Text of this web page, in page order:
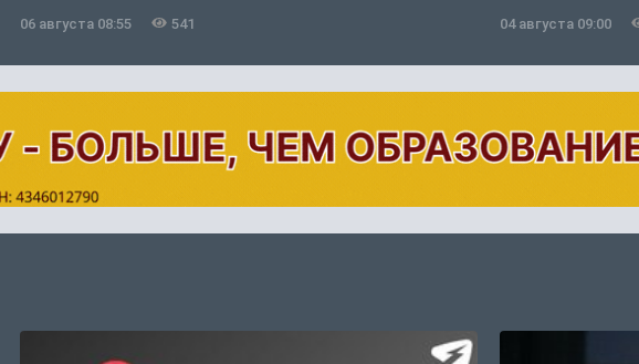
06 августа 08:55 541 04 августа 09:00